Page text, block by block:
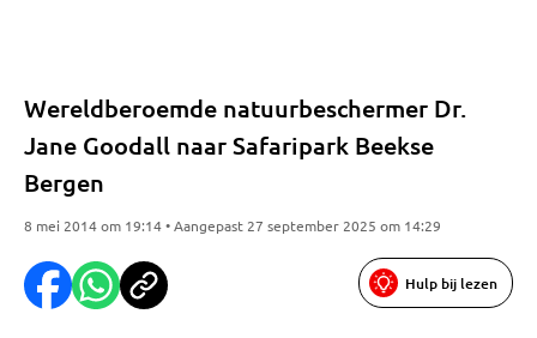
Wereldberoemde natuurbeschermer Dr.
Jane Goodall naar Safaripark Beekse
Bergen
8 mei 2014 om 19:14 • Aangepast 27 september 2025 om 14:29
Hulp bij lezen